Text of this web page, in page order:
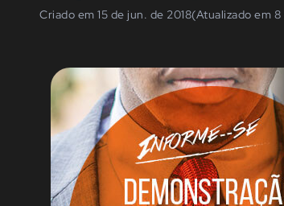
Criado em 15 de jun. de 2018(Atualizado em